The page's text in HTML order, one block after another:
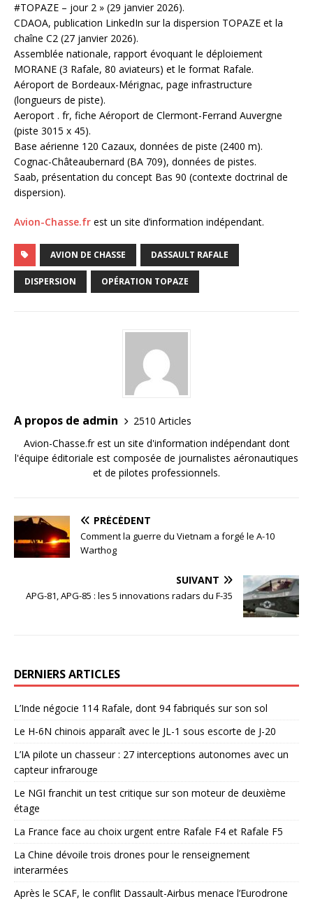
#TOPAZE – jour 2 » (29 janvier 2026).
CDAOA, publication LinkedIn sur la dispersion TOPAZE et la
chaîne C2 (27 janvier 2026).
Assemblée nationale, rapport évoquant le déploiement
MORANE (3 Rafale, 80 aviateurs) et le format Rafale.
Aéroport de Bordeaux-Mérignac, page infrastructure
(longueurs de piste).
Aeroport . fr, fiche Aéroport de Clermont-Ferrand Auvergne
(piste 3015 x 45).
Base aérienne 120 Cazaux, données de piste (2400 m).
Cognac-Châteaubernard (BA 709), données de pistes.
Saab, présentation du concept Bas 90 (contexte doctrinal de
dispersion).
Avion-Chasse.fr est un site d’information indépendant.
AVION DE CHASSE DASSAULT RAFALE
DISPERSION OPÉRATION TOPAZE
A propos de admin
2510 Articles
Avion-Chasse.fr est un site d'information indépendant dont
l'équipe éditoriale est composée de journalistes aéronautiques
et de pilotes professionnels.
PRÉCÉDENT
Comment la guerre du Vietnam a forgé le A-10
Warthog
SUIVANT
APG-81, APG-85 : les 5 innovations radars du F-35
DERNIERS ARTICLES
L’Inde négocie 114 Rafale, dont 94 fabriqués sur son sol
Le H-6N chinois apparaît avec le JL-1 sous escorte de J-20
L’IA pilote un chasseur : 27 interceptions autonomes avec un
capteur infrarouge
Le NGI franchit un test critique sur son moteur de deuxième
étage
La France face au choix urgent entre Rafale F4 et Rafale F5
La Chine dévoile trois drones pour le renseignement
interarmées
Après le SCAF, le conflit Dassault-Airbus menace l’Eurodrone